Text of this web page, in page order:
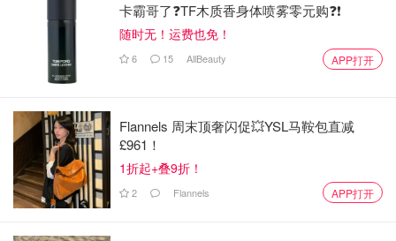
卡霸哥了❓TF木质香身体喷雾零元购❓❗
随时无！运费也免！
6 15 AllBeauty APP打开
Flannels 周末顶奢闪促💥YSL马鞍包直减
£961！
1折起+叠9折！
2 Flannels APP打开